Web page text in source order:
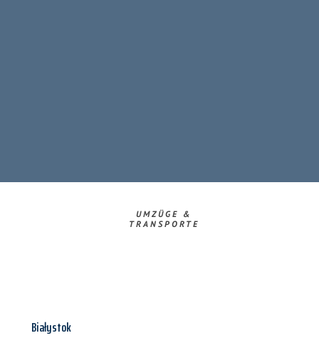
UMZÜGE &
TRANSPORTE
Białystok